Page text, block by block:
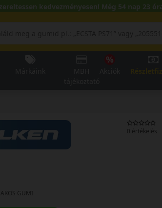
kedvezményesen! Még 54 nap 23
0 értékelés
GUMI